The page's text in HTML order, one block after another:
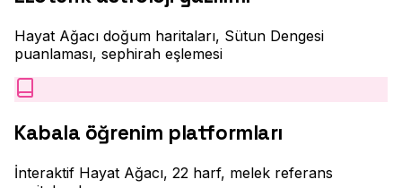
Hayat Ağacı doğum haritaları, Sütun Dengesi
puanlaması, sephirah eşlemesi
Kabala öğrenim platformları
İnteraktif Hayat Ağacı, 22 harf, melek referans